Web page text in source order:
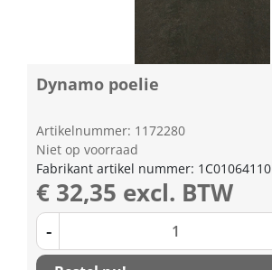
Dynamo poelie
Artikelnummer: 1172280
Niet op voorraad
Fabrikant artikel nummer: 1C01064110
€ 32,35 excl. BTW
-